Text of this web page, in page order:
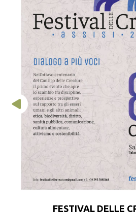
FESTIVAL DELLE